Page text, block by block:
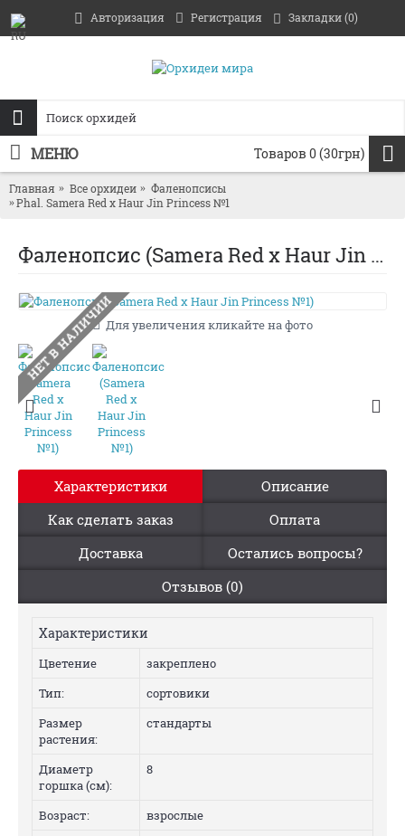
Авторизация Регистрация Закладки (0)
Товаров 0 (30грн)
МЕНЮ
Главная Все орхидеи
Фаленопсисы
Phal. Samera Red x Haur Jin Princess №1
Фаленопсис (Samera Red x Haur Jin Princess №1)
НЕТ В НАЛИЧИИДля увеличения кликайте на фото
Характеристики
Описание
Как сделать заказ
Оплата
Доставка
Остались вопросы?
Отзывов (0)
Характеристики
Цветение
закреплено
Тип:
сортовики
Размер
растения:
стандарты
Диаметр
горшка (см):
8
Возраст:
взрослые